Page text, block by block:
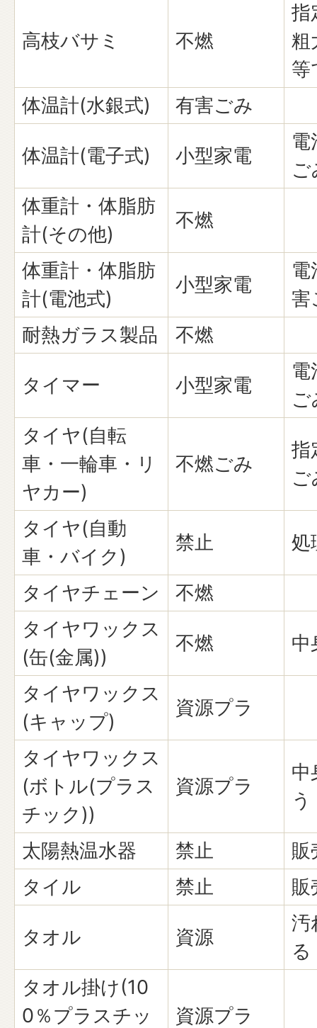
高枝バサミ 不燃
指
粗
等
体温計(水銀式)
有害ごみ
体温計(電子式) 小型家電
電
ご
体重計・体脂肪
計(その他)
不燃
体重計・体脂肪
計(電池式)
小型家電
電
害
耐熱ガラス製品
不燃
タイマー 小型家電
電
ご
タイヤ(自転
車・一輪車・リ
ヤカー)
不燃ごみ
指
ご
タイヤ(自動
車・バイク)
禁止 処
タイヤチェーン
不燃
タイヤワックス
(缶(金属))
不燃 中
タイヤワックス
(キャップ)
資源プラ
タイヤワックス
(ボトル(プラス
チック))
資源プラ
中
う
太陽熱温水器 禁止
販
タイル
禁止 販
タオル 資源
汚
タオル掛け(10
0％プラスチッ
資源プラ